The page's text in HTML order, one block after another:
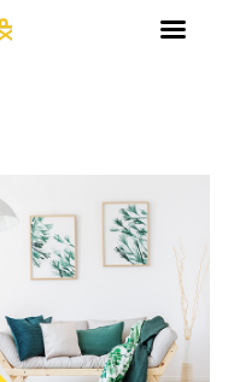
dedykowany edycji